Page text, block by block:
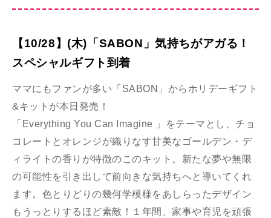
【10/28】(木)「SABON」気持ちがアガる！
スペシャルギフト到着
ママにもファンが多い「SABON」からホリデーギフト
&キットが本日発売！
「Everything You Can Imagine 」をテーマとし、チョ
コレートとオレンジが織りなす甘美なゴールデン・デ
ィライトの香りが特徴のこのキット。新たな夢や無限
の可能性を引き出して前向きな気持ちへと導いてくれ
ます。色とりどりの幾何学模様をあしらったデザイン
もうっとりするほど素敵！１年間、家事や育児を頑張